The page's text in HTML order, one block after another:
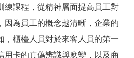
練課程，從精神層面提高員工對
因為員工的概念越清晰，企業的
，櫃檯人員對於來客人員的第一
用卡的真偽辨識與應變，以及商